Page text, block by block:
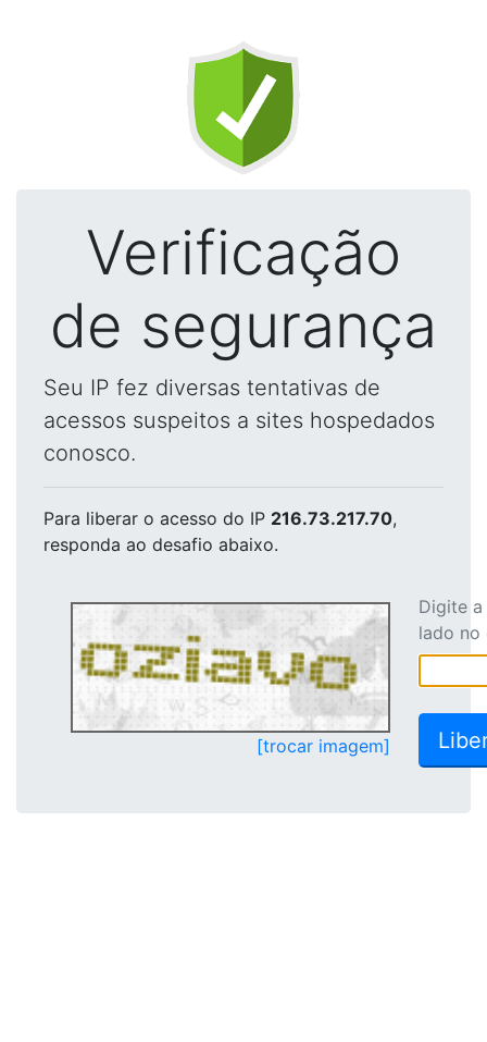
Verificação
de segurança
Seu IP fez diversas tentativas de
acessos suspeitos a sites hospedados
conosco.
Para liberar o acesso do IP 216.73.217.70,
responda ao desafio abaixo.
[trocar imagem]
Digite
lado no